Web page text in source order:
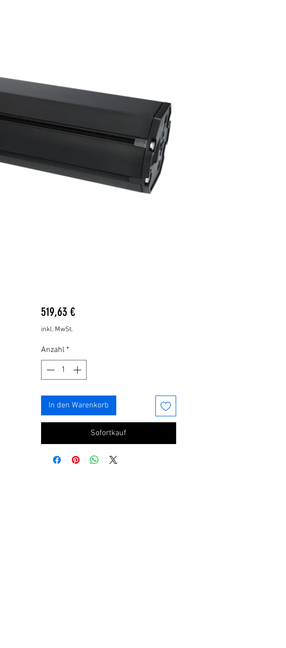
519,63 €Preis
inkl. MwSt.
Anzahl *
In den Warenkorb
Sofortkauf